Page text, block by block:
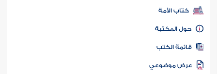
كتب PDF
كتاب الأمة
المكتبة
الكتب